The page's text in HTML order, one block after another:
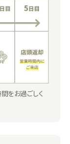
をお過ごしく